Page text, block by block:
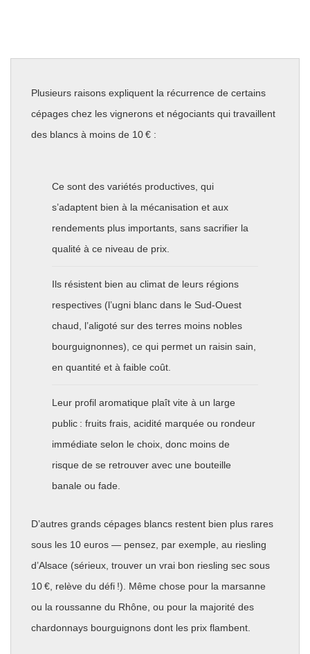
Plusieurs raisons expliquent la récurrence de certains
cépages chez les vignerons et négociants qui travaillent
des blancs à moins de 10 € :
Ce sont des variétés productives, qui
s’adaptent bien à la mécanisation et aux
rendements plus importants, sans sacrifier la
qualité à ce niveau de prix.
Ils résistent bien au climat de leurs régions
respectives (l’ugni blanc dans le Sud-Ouest
chaud, l’aligoté sur des terres moins nobles
bourguignonnes), ce qui permet un raisin sain,
en quantité et à faible coût.
Leur profil aromatique plaît vite à un large
public : fruits frais, acidité marquée ou rondeur
immédiate selon le choix, donc moins de
risque de se retrouver avec une bouteille
banale ou fade.
D’autres grands cépages blancs restent bien plus rares
sous les 10 euros — pensez, par exemple, au riesling
d’Alsace (sérieux, trouver un vrai bon riesling sec sous
10 €, relève du défi !). Même chose pour la marsanne
ou la roussanne du Rhône, ou pour la majorité des
chardonnays bourguignons dont les prix flambent.